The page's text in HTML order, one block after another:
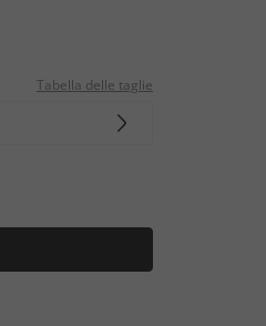
Tabella delle taglie